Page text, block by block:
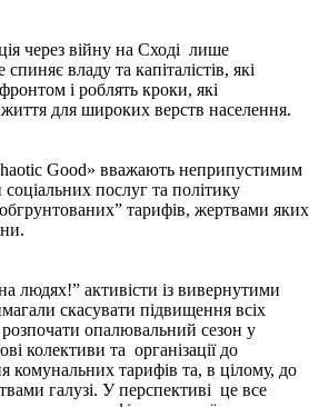
через війну на Сході лише
владу та капіталістів, які
і роблять кроки, які
для широких верств населення.
Good» вважають неприпустимим
соціальних послуг та політику
тарифів, жертвами яких
людях!” активісти із вивернутими
скасувати підвищення всіх
опалювальний сезон у
колективи та організації до
комунальних тарифів та, в цілому, до
галузі. У перспективі це все